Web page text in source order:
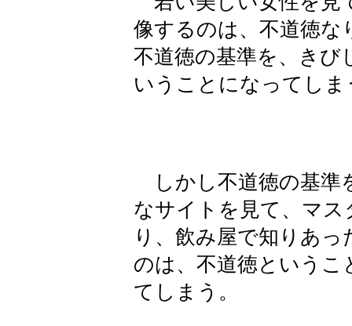
像するのは、不道徳な
不道徳の基準を、きび
いうことになってしま
しかし不道徳の基準
なサイトを見て、マ
り、飲み屋で知りあ
のは、不道徳という
てしまう。